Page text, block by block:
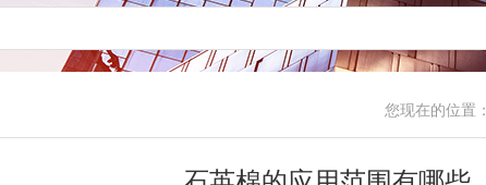
您现在的位置：